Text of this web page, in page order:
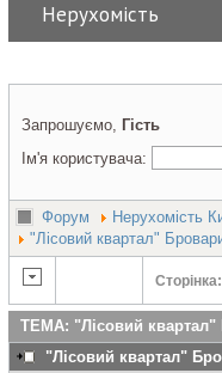
Нерухомість
Запрошуємо, Гість
Ім'я користувача:
Форум Нерухомість
"Лісовий квартал"
Сторінка:
ТЕМА: "Лісовий квартал"
"Лісовий квартал"